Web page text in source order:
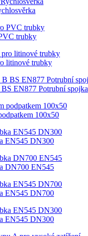
trubky
litinové trubky
EN877 Potrubní spojka
100x50
EN545 DN300
DN700 EN545
EN545 DN700
EN545 DN300